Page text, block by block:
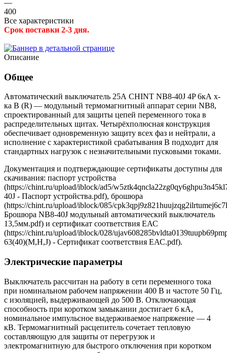
—
400
Все характеристики
Срок поставки 2-3 дня.
Описание
Общее
Автоматический выключатель 25А CHINT NB8-40J 4P 6кА х-
ка B (R) — модульный термомагнитный аппарат серии NB8,
спроектированный для защиты цепей переменного тока в
распределительных щитах. Четырёхполюсная конструкция
обеспечивает одновременную защиту всех фаз и нейтрали, а
исполнение с характеристикой срабатывания B подходит для
стандартных нагрузок с незначительными пусковыми токами.
Документация и подтверждающие сертификаты доступны для
скачивания: паспорт устройства
(https://chint.ru/upload/iblock/ad5/
40J - Паспорт устройства.pdf), брошюра
(https://chint.ru/upload/iblock/085/
Брошюра NB8-40J модульный автоматический выключатель
13,5мм.pdf) и сертификат соответствия ЕАС
(https://chint.ru/upload/iblock/028/
63(40)(M,H,J) - Сертификат соответствия ЕАС.pdf).
Электрические параметры
Выключатель рассчитан на работу в сети переменного тока
при номинальном рабочем напряжении 400 В и частоте 50 Гц,
с изоляцией, выдерживающей до 500 В. Отключающая
способность при коротком замыкании достигает 6 кА,
номинальное импульсное выдерживаемое напряжение — 4
кВ. Термомагнитный расцепитель сочетает тепловую
составляющую для защиты от перегрузок и
электромагнитную для быстрого отключения при коротком